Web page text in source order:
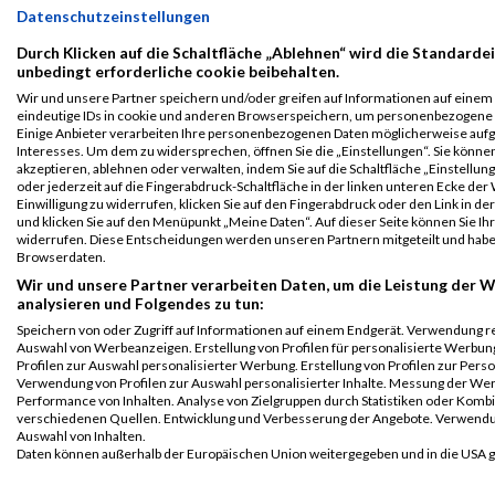
B2Run Bremen
Einzelwertung
männlich
4677
B2Run Bremen
2024
Teamwertung
männlich
4677 Jasper Breukelman 0000 GER
Deutsche
B2Run Bremen
2024
Teamwertung
mixed
4677 Jasper Breukelman 0000 GER
Deutsche
Legende:
GPos = Geschlechter Position, KPos = Kategorie Position, TPos =
Team Position, DNS = Did not start, DNF = Did not finish, DQ =
Disqualifiziert
Datenschutzeinstellungen
Durch Klicken auf die Schaltfläche „Ablehnen“ wird die
unbedingt erforderliche cookie beibehalten.
Wir und unsere Partner speichern und/oder greifen auf Informationen auf einem
eindeutige IDs in cookie und anderen Browserspeichern, um
Einige Anbieter verarbeiten Ihre personenbezogenen Daten möglicherweise
Interesses. Um dem zu widersprechen, öffnen Sie die „Einstellungen“. Sie
akzeptieren, ablehnen oder verwalten, indem Sie auf die Schaltfläche
oder jederzeit auf die Fingerabdruck-Schaltfläche in der linken unteren Ecke der
Einwilligung zu widerrufen, klicken Sie auf den Fingerabdruck oder den Link in
und klicken Sie auf den Menüpunkt „Meine Daten“. Auf dieser Seite können Sie
widerrufen. Diese Entscheidungen werden unseren Partnern mitgeteilt und
Browserdaten.
Wir und unsere Partner verarbeiten Daten, um die Leistung der
analysieren und Folgendes zu tun:
Speichern von oder Zugriff auf Informationen auf einem Endgerät. Verwendung
Auswahl von Werbeanzeigen. Erstellung von Profilen für personalisierte
Profilen zur Auswahl personalisierter Werbung. Erstellung von Profilen zur
Verwendung von Profilen zur Auswahl personalisierter Inhalte. Messung der
Performance von Inhalten. Analyse von Zielgruppen durch Statistiken oder
verschiedenen Quellen. Entwicklung und Verbesserung der Angebote.
Auswahl von Inhalten.
Daten können außerhalb der Europäischen Union weitergegeben und in die USA